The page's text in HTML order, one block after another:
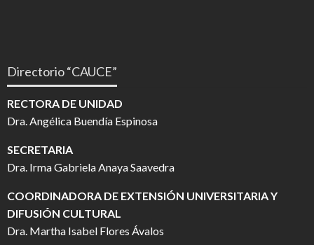
Directorio “CAUCE”
RECTORA DE UNIDAD
Dra. Angélica Buendía Espinosa
SECRETARIA
Dra. Irma Gabriela Anaya Saavedra
COORDINADORA DE EXTENSIÓN UNIVERSITARIA Y
DIFUSIÓN CULTURAL
Dra. Martha Isabel Flores Ávalos